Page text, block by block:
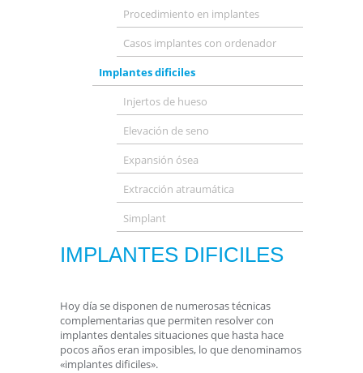
Procedimiento en implantes
Casos implantes con ordenador
Implantes dificiles
Injertos de hueso
Elevación de seno
Expansión ósea
Extracción atraumática
Simplant
IMPLANTES DIFICILES
Hoy día se disponen de numerosas técnicas
complementarias que permiten resolver con
implantes dentales situaciones que hasta hace
pocos años eran imposibles, lo que denominamos
«implantes dificiles».